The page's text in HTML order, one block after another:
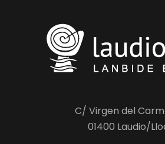
C/ Virgen del
01400 Laudio/